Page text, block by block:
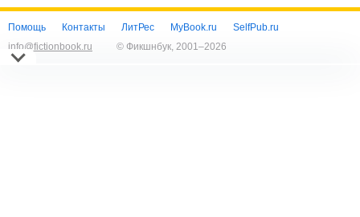
Помощь Контакты ЛитРес MyBook.ru
SelfPub.ru
info@fictionbook.ru
© Фикшнбук, 2001–2026